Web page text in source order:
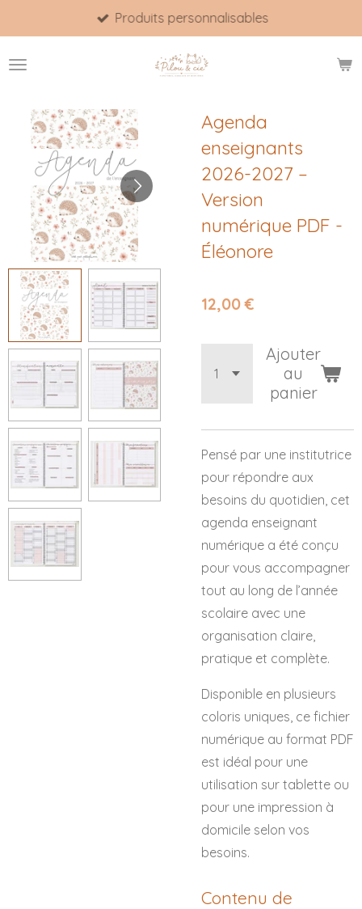
au
contenu
Produits personnalisables
Agenda
enseignants
2026-2027 –
Version
numérique PDF -
Éléonore
12,00 €
Ajouter
au
panier
Pensé par une institutrice
pour répondre aux
besoins du quotidien, cet
agenda enseignant
numérique a été conçu
pour vous accompagner
tout au long de l’année
scolaire avec une
organisation claire,
pratique et complète.
Disponible en plusieurs
coloris uniques, ce fichier
numérique au format PDF
est idéal pour une
utilisation sur tablette ou
pour une impression à
domicile selon vos
besoins.
Contenu de